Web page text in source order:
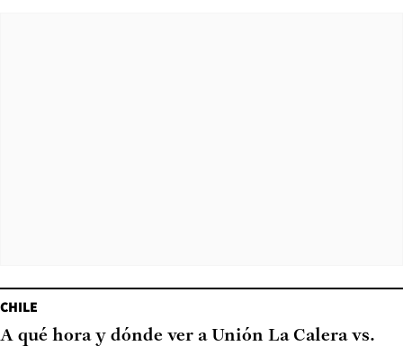
CHILE
A qué hora y dónde ver a Unión La Calera vs.